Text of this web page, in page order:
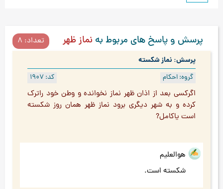
پرسش و پاسخ های مربوط به نماز ظهر تعداد: 8
پرسش: نماز شکسته
کد: 1907 گروه: احکام
اگركسي بعد از اذان ظهر نماز نخوانده و وطن خود راترك
كرده و به شهر ديگري برود نماز ظهر همان روز شكسته
است ياكامل?
هوالعلیم
شکسته است.